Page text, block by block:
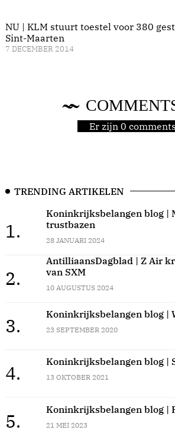
NU | KLM stuurt toestel voor 380
Sint-Maarten
7 DECEMBER 2014
Er zijn 0 comments
TRENDING ARTIKELEN
1.
Koninkrijksbelangen blog |
trustbazen
28 JANUARI 2024
2.
AntilliaansDagblad | Z Air
van SXM
10 AUGUSTUS 2024
3.
Koninkrijksbelangen blog |
23 SEPTEMBER 2020
4.
Koninkrijksbelangen blog |
13 OKTOBER 2021
5.
Koninkrijksbelangen blog |
21 MEI 2023